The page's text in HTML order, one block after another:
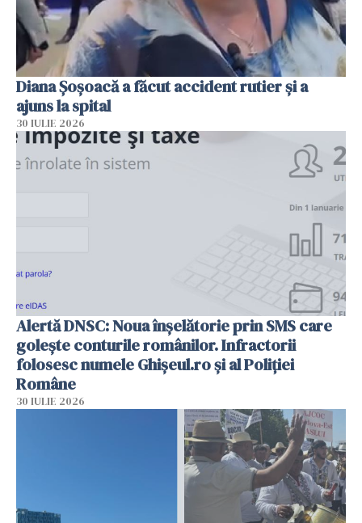
Diana Șoșoacă a făcut accident rutier și a
ajuns la spital
30 IULIE 2026
Alertă DNSC: Noua înșelătorie prin SMS care
golește conturile românilor. Infractorii
folosesc numele Ghișeul.ro și al Poliției
Române
30 IULIE 2026